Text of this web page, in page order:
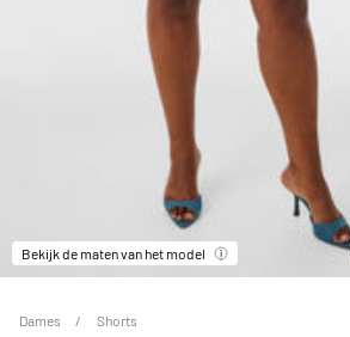
Bekijk de maten van het model
Dames Shorts